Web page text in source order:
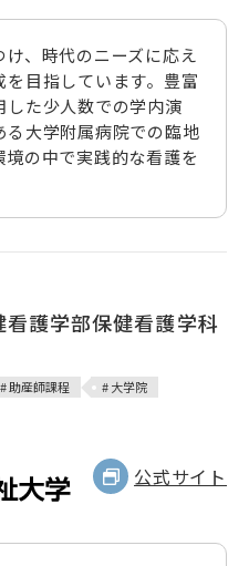
、時代のニーズに応え
目指しています。豊富
した少人数での学内演
大学附属病院での臨地
の中で実践的な看護を
護学部保健看護学科
# 助産師課程 # 大学院
公式サイト